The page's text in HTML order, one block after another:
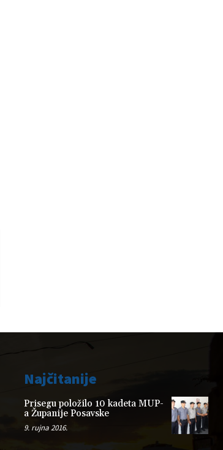
Najčitanije
Prisegu položilo 10 kadeta MUP-
a Županije Posavske
9. rujna 2016.